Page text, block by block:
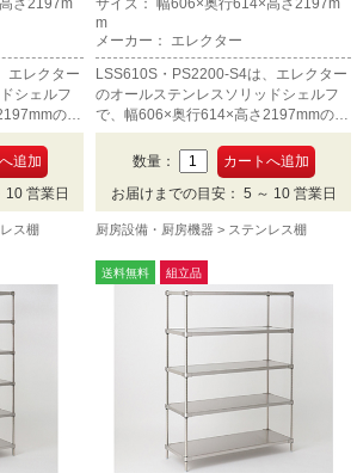
エレクター
シェルフ
の5
10 営業日
ス棚
m
メーカー： エレクター
LSS610S・PS2200-S4は、エレクター
のオールステンレスソリッドシェルフ
で、幅606×奥行614×高さ2197mmの4
段です。
数量：
お届けまでの目安： 5 ～ 10 営業日
厨房設備・厨房機器 ステンレス棚
送料無料 組立品